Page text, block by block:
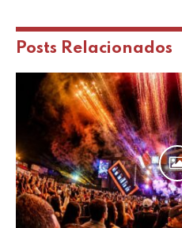
Posts Relacionados